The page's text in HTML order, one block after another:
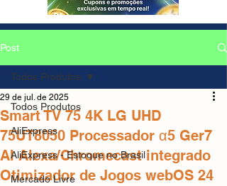
Post
Todos Produtos
AliExpress
AliExpress - Estoque no Brasil
Mercado Livre
Todos Produtos
Smart TV 75 4K LG UHD
75UT8050 Processador α5 Ger7
AI Alexa/Chromecast integrado
Otimizador de Jogos webOS 24
29 de jul. de 2025